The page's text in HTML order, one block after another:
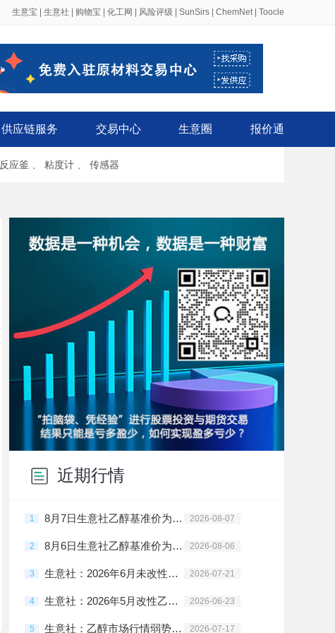
生意宝 生意社 购物宝 化工网 风险评级 SunSirs ChemNet| Toocle
供应链服务 交易中心 生意圈 报价通
反应釜 粘度计 传感器
近期行情
1 8月7日生意社乙醇基准价为5575.56元/吨 2026-08-07
2 8月6日生意社乙醇基准价为5575.56元/吨 2026-08-06
3 生意社：2026年6月未改性乙醇进出口数据统计 2026-07-21
4 生意社：2026年5月改性乙醇进出口数据统计 2026-06-23
5 生意社：乙醇市场行情弱势整理 2026-07-17